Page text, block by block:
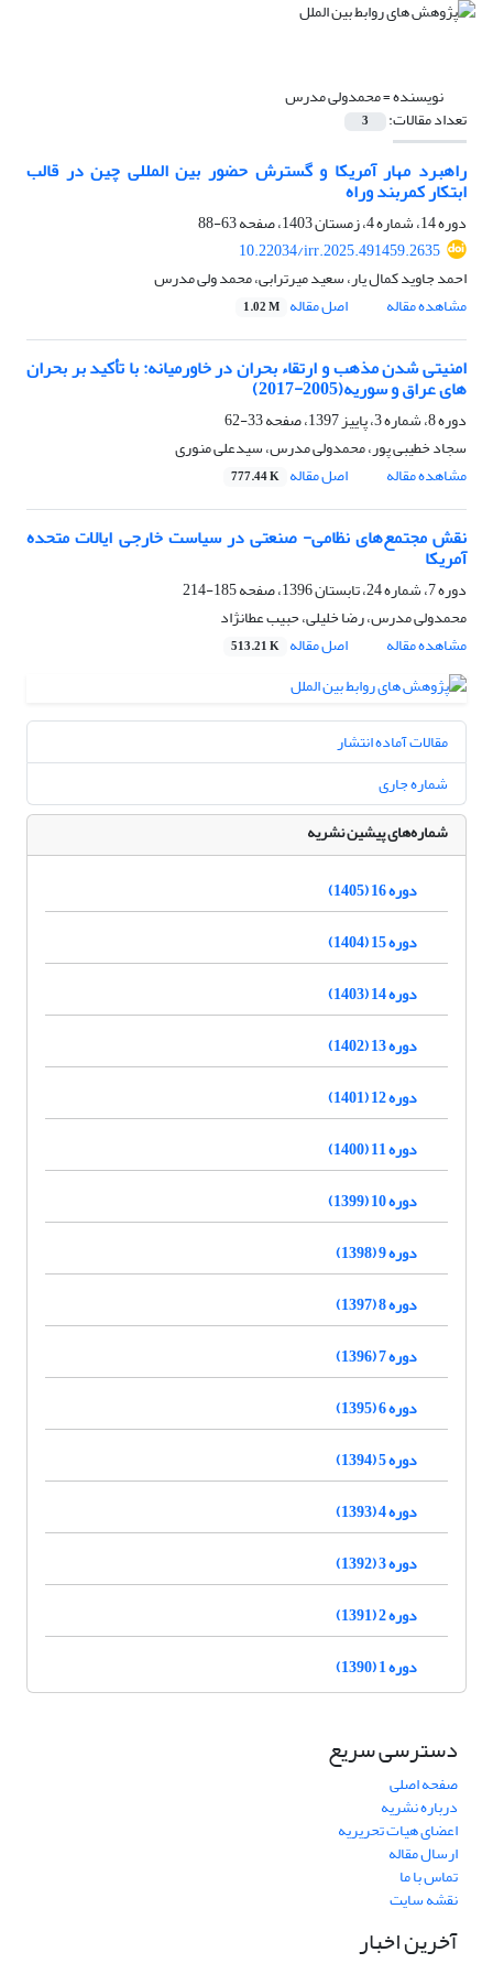
نویسنده =محمدولی مدرس
تعداد مقالات: 3
راهبرد مهار آمریکا و گسترش حضور بین المللی چین در قالب
ابتکار کمربند وراه
دوره 14، شماره 4، زمستان 1403، صفحه
63-88
10.22034/irr.2025.491459.2635
احمد جاوید کمال یار، سعید میرترابی، محمد ولی مدرس
مشاهده مقاله
اصل مقاله 1.02 M
امنیتی شدن مذهب و ارتقاء بحران در خاورمیانه:‏ با تأکید بر بحران
های عراق و سوریه(2005-2017) ‏
دوره 8، شماره 3، پاییز 1397، صفحه
33-62
سجاد خطیبی پور، محمدولی مدرس، سیدعلی منوری
مشاهده مقاله
اصل مقاله 777.44 K
نقش مجتمع‌‏های نظامی- صنعتی در سیاست خارجی ایالات متحده
آمریکا
دوره 7، شماره 24، تابستان 1396، صفحه
185-214
محمدولی مدرس، رضا خلیلی، حبیب عطانژاد
مشاهده مقاله
اصل مقاله 513.21 K
مقالات آماده انتشار
شماره جاری
شماره‌های پیشین نشریه
دوره 16 (1405)
دوره 15 (1404)
دوره 14 (1403)
دوره 13 (1402)
دوره 12 (1401)
دوره 11 (1400)
دوره 10 (1399)
دوره 9 (1398)
دوره 8 (1397)
دوره 7 (1396)
دوره 6 (1395)
دوره 5 (1394)
دوره 4 (1393)
دوره 3 (1392)
دوره 2 (1391)
دوره 1 (1390)
دسترسی سریع
صفحه اصلی
درباره نشریه
اعضای هیات تحریریه
ارسال مقاله
تماس با ما
نقشه سایت
آخرین اخبار